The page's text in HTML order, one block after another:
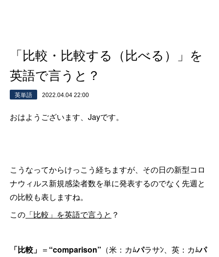
「比較・比較する（比べる）」を
英語で言うと？
英単語 2022.04.04 22:00
おはようございます、Jayです。
こうなってからけっこう経ちますが、その日の新型コロ
ナウィルス新規感染者数を単に発表するのでなく先週と
の比較も表しますね。
この 「比較」を英語で言うと ？
「比較」 ＝ “comparison” （米：カﾑパラサﾝ、英：カﾑパ